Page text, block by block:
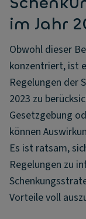
im Jahr
Obwohl dieser
konzentriert, ist
Regelungen der
2023 zu
Gesetzgebung
können
Es ist ratsam,
Regelungen zu
Vorteile voll